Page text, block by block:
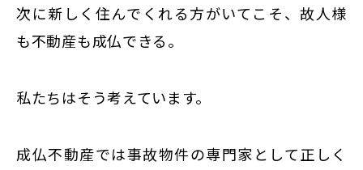
次に新しく住んでくれる方がいてこそ、故人様
も不動産も成仏できる。
私たちはそう考えています。
成仏不動産では事故物件の専門家として正しく